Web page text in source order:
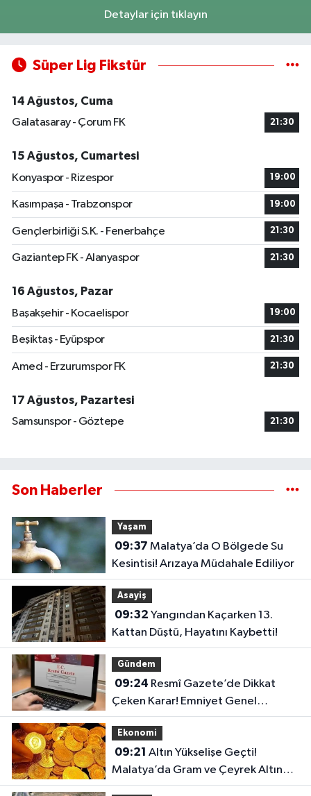
Detaylar için tıklayın
Süper Lig Fikstür
14 Ağustos, Cuma
Galatasaray - Çorum FK
21:30
15 Ağustos, Cumartesi
Konyaspor - Rizespor
19:00
Kasımpaşa - Trabzonspor 19:00
Gençlerbirliği S.K. - Fenerbahçe 21:30
Gaziantep FK - Alanyaspor 21:30
16 Ağustos, Pazar
Başakşehir - Kocaelispor
19:00
Beşiktaş - Eyüpspor 21:30
Amed - Erzurumspor FK 21:30
17 Ağustos, Pazartesi
Samsunspor - Göztepe
21:30
Son Haberler
Yaşam
09:37
Kesintisi! Arızaya Müdahale Ediliyor
Asayiş
09:32
Kattan Düştü, Hayatını Kaybetti!
Gündem
09:24
Çeken Karar! Emniyet Genel
Müdürlüğüne Yeni Kadrolar İhdas
Edildi
Ekonomi
09:21
Malatya’da Gram ve Çeyrek Altın
Fiyatları Şaşırttı